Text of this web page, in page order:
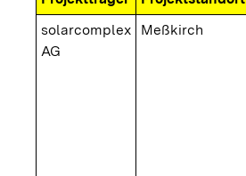
solarcomplex
AG
Meßkirch